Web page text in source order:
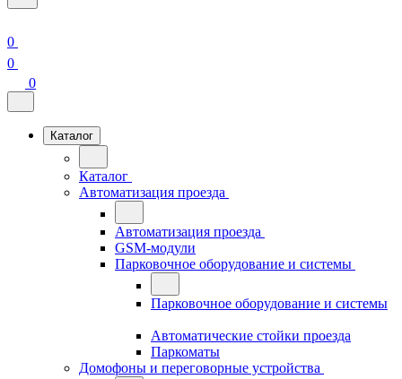
0
0
0
Каталог
Каталог
Автоматизация проезда
Автоматизация проезда
GSM-модули
Парковочное оборудование и системы
Парковочное оборудование и системы
Автоматические стойки проезда
Паркоматы
Домофоны и переговорные устройства